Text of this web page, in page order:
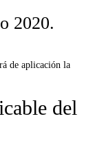
2020.
de aplicación la
del